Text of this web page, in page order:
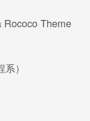
Rococo Theme
）